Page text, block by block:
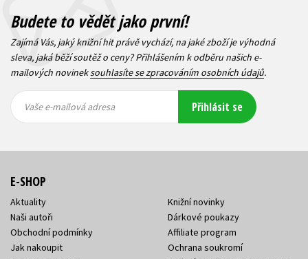
Budete to vědět jako první!
Zajímá Vás, jaký knižní hit právě vychází, na jaké zboží je výhodná
sleva, jaká běží soutěž o ceny? Přihlášením k odběru našich e-
mailových novineksouhlasíte se zpracováním osobních údajů.
mailová
mailová
Vaše e-mailová adresa Přihlásit se
E-SHOP
Aktuality
Naši autoři
Obchodní podmínky
Jak nakoupit
Knižní novinky
Dárkové poukazy
Affiliate program
Ochrana soukromí